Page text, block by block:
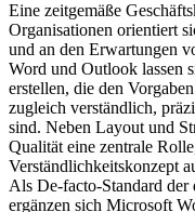
Eine zeitgemäße
Organisationen orientiert
und an den Erwartungen
Word und Outlook lassen
erstellen, die den
zugleich verständlich,
sind. Neben Layout und
Qualität eine zentrale
Verständlichkeitskonzept
Als De‑facto‑Standard
ergänzen sich Microsoft